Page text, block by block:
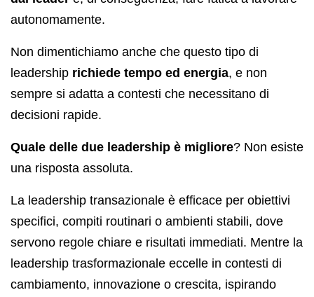
autonomamente.
Non dimentichiamo anche che questo tipo di
leadership richiede tempo ed energia, e non
sempre si adatta a contesti che necessitano di
decisioni rapide.
Quale delle due leadership è migliore? Non esiste
una risposta assoluta.
La leadership transazionale è efficace per obiettivi
specifici, compiti routinari o ambienti stabili, dove
servono regole chiare e risultati immediati. Mentre la
leadership trasformazionale eccelle in contesti di
cambiamento, innovazione o crescita, ispirando